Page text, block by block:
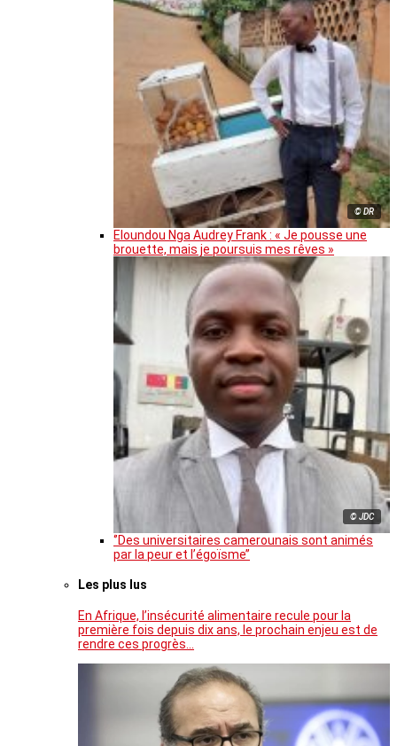
© DR
Eloundou Nga Audrey Frank : « Je pousse une
brouette, mais je poursuis mes rêves »
© JDC
‘’Des universitaires camerounais sont animés
par la peur et l’égoïsme’’
Les plus lus
En Afrique, l’insécurité alimentaire recule pour la
première fois depuis dix ans, le prochain enjeu est de
rendre ces progrès…